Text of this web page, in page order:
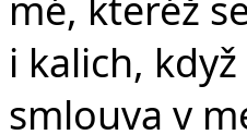
i kalich,
smlouva v